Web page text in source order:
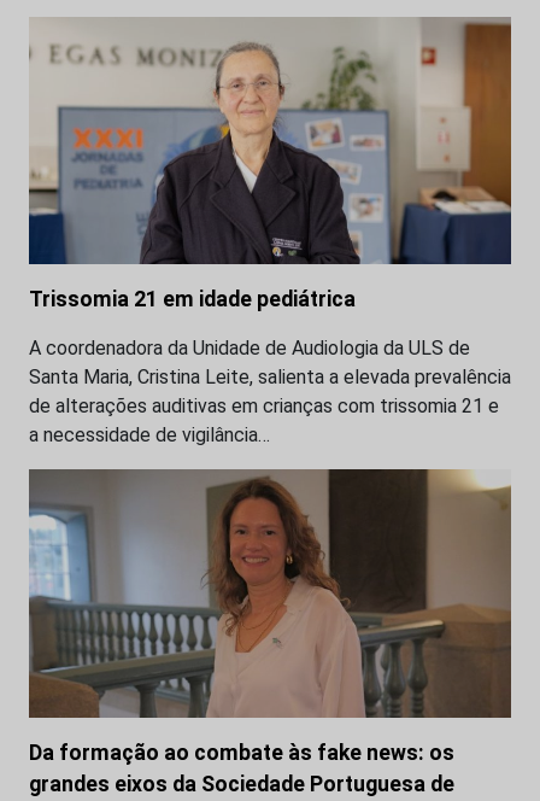
Trissomia 21 em idade pediátrica
A coordenadora da Unidade de Audiologia da ULS de
Santa Maria, Cristina Leite, salienta a elevada prevalência
de alterações auditivas em crianças com trissomia 21 e
a necessidade de vigilância…
Da formação ao combate às fake news: os
grandes eixos da Sociedade Portuguesa de